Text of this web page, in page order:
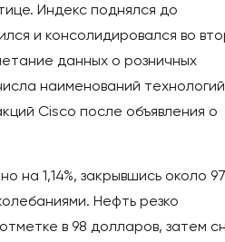
Индекс поднялся до
и консолидировался во
данных о розничных
наименований
Cisco после объявления о
1,14%, закрывшись около
Нефть резко
в 98 долларов, затем